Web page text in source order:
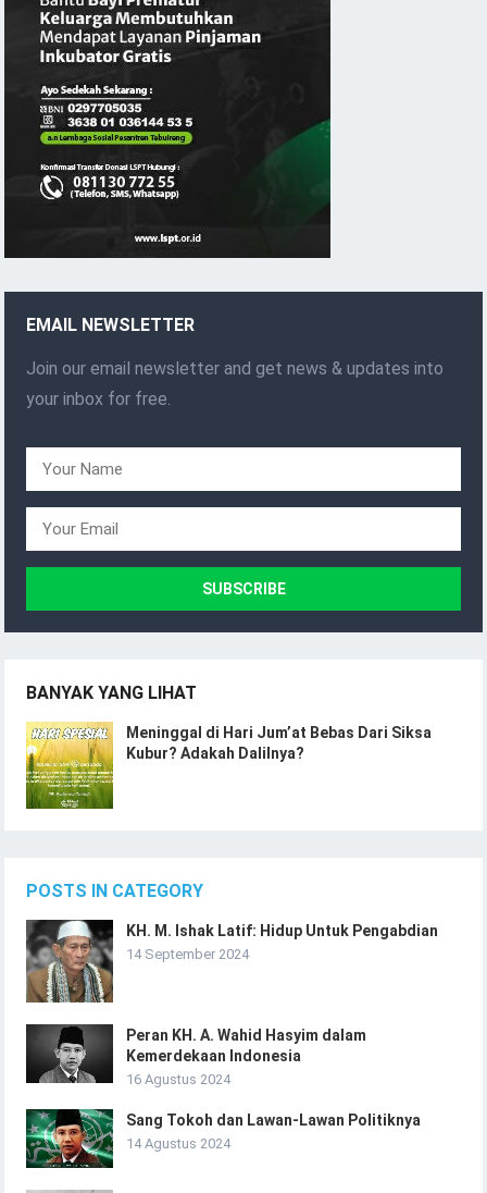
EMAIL NEWSLETTER
Join our email newsletter and get news & updates into
your inbox for free.
BANYAK YANG LIHAT
Meninggal di Hari Jum’at Bebas Dari Siksa
Kubur? Adakah Dalilnya?
POSTS IN CATEGORY
KH. M. Ishak Latif: Hidup Untuk Pengabdian
14 September 2024
Peran KH. A. Wahid Hasyim dalam
Kemerdekaan Indonesia
16 Agustus 2024
Sang Tokoh dan Lawan-Lawan Politiknya
14 Agustus 2024